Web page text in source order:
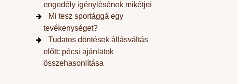
engedély igénylésének mikétjei
Mi tesz sportággá egy
tevékenységet?
Tudatos döntések állásváltás
előtt: pécsi ajánlatok
összehasonlítása